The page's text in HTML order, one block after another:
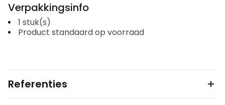
Verpakkingsinfo
1 stuk(s)
Product standaard op voorraad
Referenties